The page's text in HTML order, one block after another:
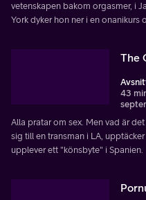
vetenskapen bakom orgasmer, i
York dyker hon ner i en onanikurs
The
43
Alla pratar om sex. Men vad är
sig till en transman i LA,
upplever ett "könsbyte" i Spanien.